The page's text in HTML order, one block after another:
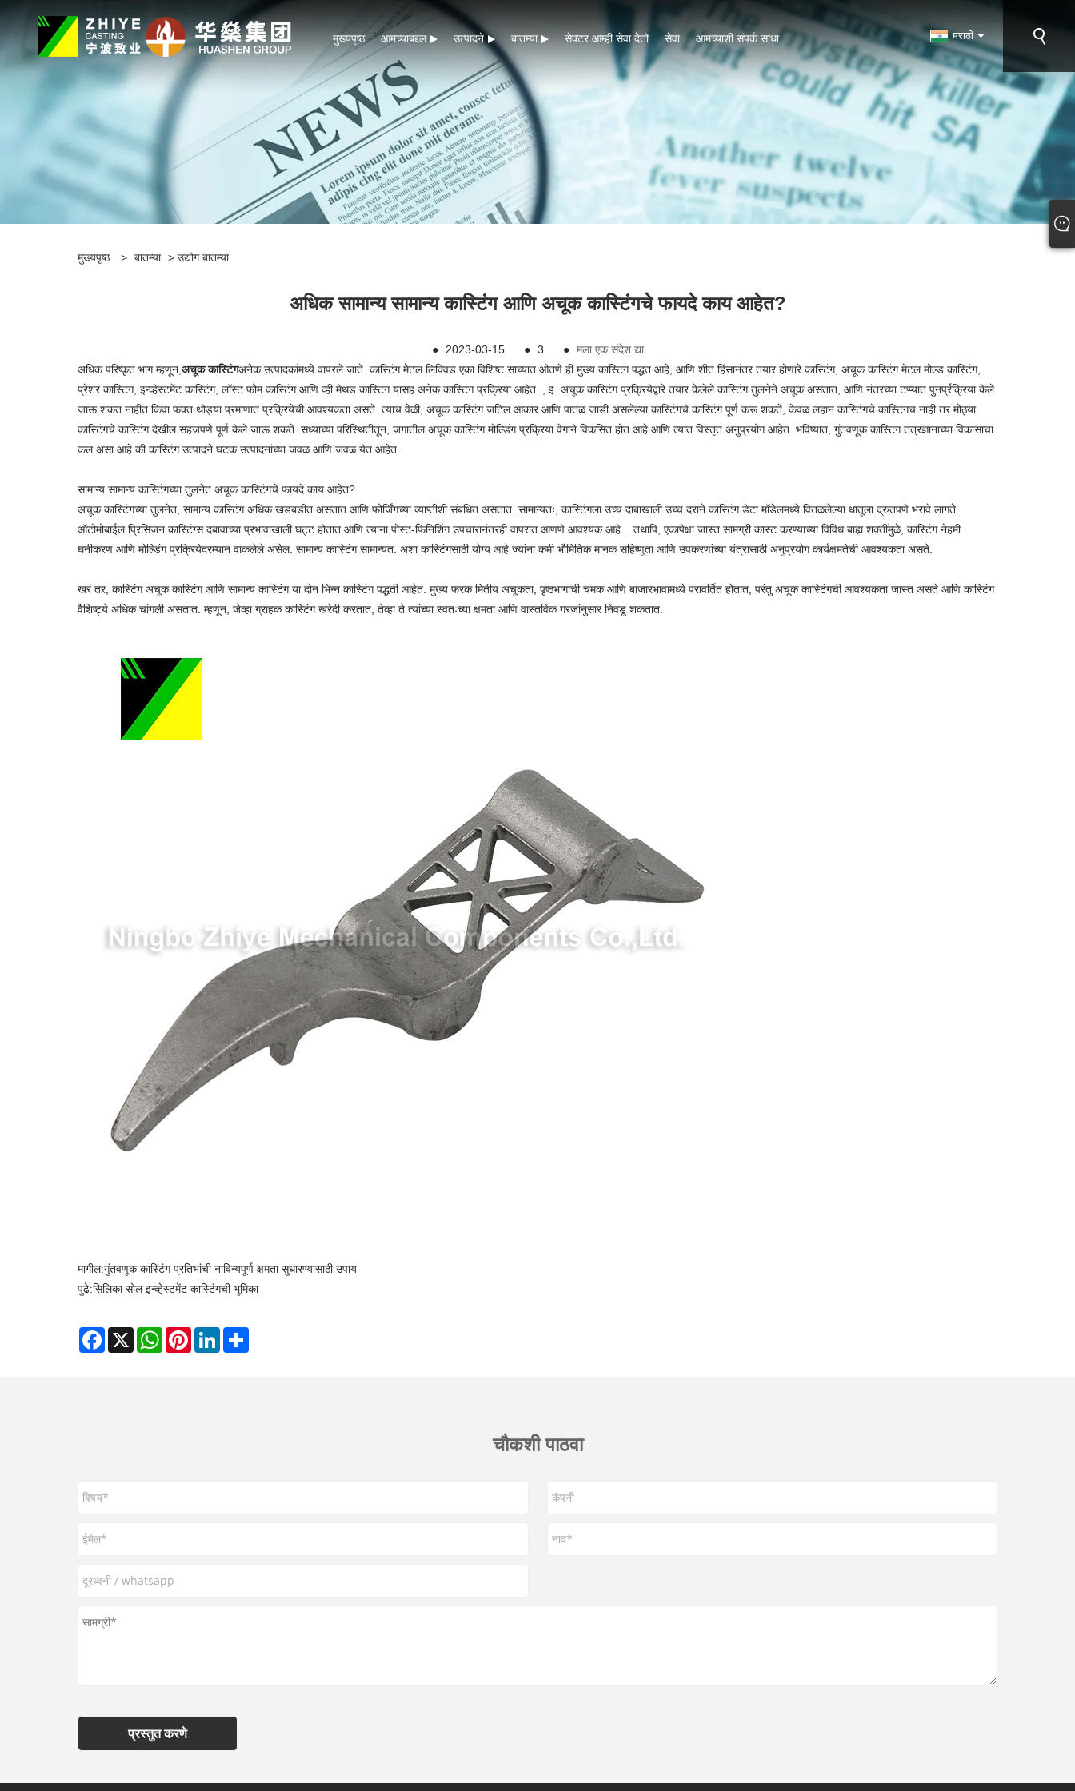
मुख्यपृष्ठ आमच्याबद्दल उत्पादने बातम्या सेक्टर आम्ही सेवा देतो सेवा आमच्याशी संपर्क साधा मराठी
मुख्यपृष्ठ > बातम्या > उद्योग बातम्या
अधिक सामान्य सामान्य कास्टिंग आणि अचूक कास्टिंगचे फायदे काय आहेत?
● 2023-03-15 ● 3 ● मला एक संदेश द्या
अधिक परिष्कृत भाग म्हणून, अचूक कास्टिंगअनेक उत्पादकांमध्ये वापरले जाते. कास्टिंग मेटल लिक्विड एका विशिष्ट साच्यात ओतणे ही मुख्य कास्टिंग पद्धत आहे, आणि शीत हिंसानंतर तयार होणारे कास्टिंग, अचूक कास्टिंग मेटल मोल्ड कास्टिंग,
प्रेशर कास्टिंग, इन्व्हेस्टमेंट कास्टिंग, लॉस्ट फोम कास्टिंग आणि व्ही मेथड कास्टिंग यासह अनेक कास्टिंग प्रक्रिया आहेत. , इ. अचूक कास्टिंग प्रक्रियेद्वारे तयार केलेले कास्टिंग तुलनेने अचूक असतात, आणि नंतरच्या टप्प्यात पुनर्प्रक्रिया केले
जाऊ शकत नाहीत किंवा फक्त थोड्या प्रमाणात प्रक्रियेची आवश्यकता असते. त्याच वेळी, अचूक कास्टिंग जटिल आकार आणि पातळ जाडी असलेल्या कास्टिंगचे कास्टिंग पूर्ण करू शकते, केवळ लहान कास्टिंगचे कास्टिंगच नाही तर मोठ्या
कास्टिंगचे कास्टिंग देखील सहजपणे पूर्ण केले जाऊ शकते. सध्याच्या परिस्थितीतून, जगातील अचूक कास्टिंग मोल्डिंग प्रक्रिया वेगाने विकसित होत आहे आणि त्यात विस्तृत अनुप्रयोग आहेत. भविष्यात, गुंतवणूक कास्टिंग तंत्रज्ञानाच्या विकासाचा
कल असा आहे की कास्टिंग उत्पादने घटक उत्पादनांच्या जवळ आणि जवळ येत आहेत.
सामान्य सामान्य कास्टिंगच्या तुलनेत अचूक कास्टिंगचे फायदे काय आहेत?
अचूक कास्टिंगच्या तुलनेत, सामान्य कास्टिंग अधिक खडबडीत असतात आणि फोर्जिंगच्या व्याप्तीशी संबंधित असतात. सामान्यतः, कास्टिंगला उच्च दाबाखाली उच्च दराने कास्टिंग डेटा मॉडेलमध्ये वितळलेल्या धातूला द्रुतपणे भरावे लागते.
ऑटोमोबाईल प्रिसिजन कास्टिंग्स दबावाच्या प्रभावाखाली घट्ट होतात आणि त्यांना पोस्ट-फिनिशिंग उपचारानंतरही वापरात आणणे आवश्यक आहे. . तथापि, एकापेक्षा जास्त सामग्री कास्ट करण्याच्या विविध बाह्य शक्तींमुळे, कास्टिंग नेहमी
घनीकरण आणि मोल्डिंग प्रक्रियेदरम्यान वाकलेले असेल. सामान्य कास्टिंग सामान्यत: अशा कास्टिंगसाठी योग्य आहे ज्यांना कमी भौमितिक मानक सहिष्णुता आणि उपकरणांच्या यंत्रासाठी अनुप्रयोग कार्यक्षमतेची आवश्यकता असते.
खरं तर, कास्टिंग अचूक कास्टिंग आणि सामान्य कास्टिंग या दोन भिन्न कास्टिंग पद्धती आहेत. मुख्य फरक मितीय अचूकता, पृष्ठभागाची चमक आणि बाजारभावामध्ये परावर्तित होतात, परंतु अचूक कास्टिंगची आवश्यकता जास्त असते आणि कास्टिंग
वैशिष्ट्ये अधिक चांगली असतात. म्हणून, जेव्हा ग्राहक कास्टिंग खरेदी करतात, तेव्हा ते त्यांच्या स्वतःच्या क्षमता आणि वास्तविक गरजांनुसार निवडू शकतात.
मागील:गुंतवणूक कास्टिंग प्रतिभांची नाविन्यपूर्ण क्षमता सुधारण्यासाठी उपाय
पुढे:सिलिका सोल इन्व्हेस्टमेंट कास्टिंगची भूमिका
Facebook
X WhatsAppPinterestLinkedIn
चौकशी पाठवा
प्रस्तुत करणे